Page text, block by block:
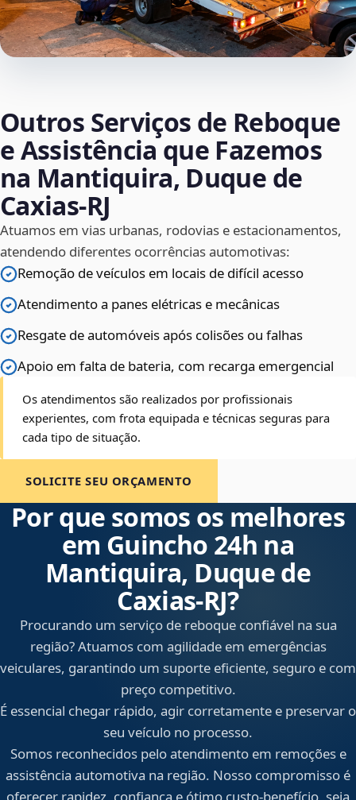
Outros Serviços de Reboque
e Assistência que Fazemos
na Mantiquira, Duque de
Caxias‑RJ
Atuamos em vias urbanas, rodovias e estacionamentos,
atendendo diferentes ocorrências automotivas:
Remoção de veículos em locais de difícil acesso
Atendimento a panes elétricas e mecânicas
Resgate de automóveis após colisões ou falhas
Apoio em falta de bateria, com recarga emergencial
Os atendimentos são realizados por profissionais
experientes, com frota equipada e técnicas seguras para
cada tipo de situação.
SOLICITE SEU ORÇAMENTO
Por que somos os melhores
em Guincho 24h na
Mantiquira, Duque de
Caxias‑RJ?
Procurando um serviço de reboque confiável na sua
região? Atuamos com agilidade em emergências
veiculares, garantindo um suporte eficiente, seguro e com
preço competitivo.
É essencial chegar rápido, agir corretamente e preservar o
seu veículo no processo.
Somos reconhecidos pelo atendimento em remoções e
assistência automotiva na região. Nosso compromisso é